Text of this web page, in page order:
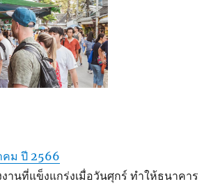
คม ปี 2566
านที่แข็งแกร่งเมื่อวันศุกร์ ทำให้ธนาคาร